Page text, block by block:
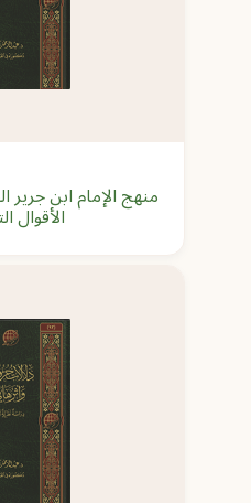
منهج الإمام ابن جرير
الأقوال